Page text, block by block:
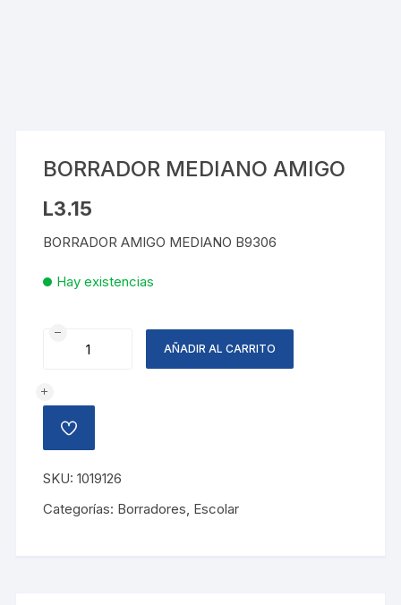
BORRADOR MEDIANO AMIGO
L3.15
BORRADOR AMIGO MEDIANO B9306
Hay existencias
BORRADOR
MEDIANO
cantidad
AÑADIR AL CARRITO
AÑADIR
A
LISTA
DE
DESEOS
SKU:1019126
Categorías: Borradores, Escolar